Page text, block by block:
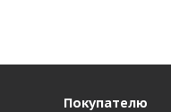
Покупателю